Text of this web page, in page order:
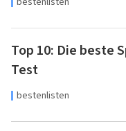
Top 10: Die beste
Test
bestenlisten